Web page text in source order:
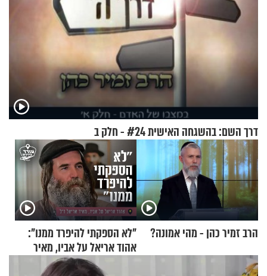
דרך השם: בהשגחה האישית #24 - חלק ב
הרב זמיר כהן - מהי אמונה?
"לא הספקתי להיפרד ממנו":
אהוד אריאל על אביו, מאיר
אריאל ז"ל